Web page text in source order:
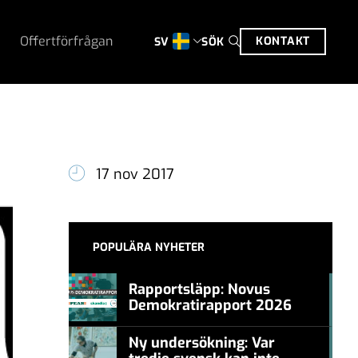
Offertförfrågan SV SÖK KONTAKT
17 nov 2017
POPULÄRA NYHETER
Rapportsläpp: Novus
Demokratirapport 2026
Ny undersökning: Var